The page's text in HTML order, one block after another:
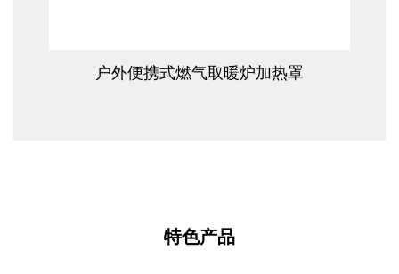
查看更多
户外便携式燃气取暖炉加热罩
特色产品